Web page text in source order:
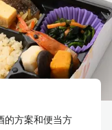
的方案和便当方